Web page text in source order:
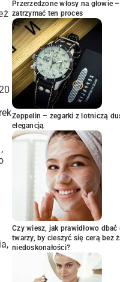
Przerzedzone włosy na głowie
zatrzymać ten proces
Zeppelin – zegarki z lotniczą
elegancją
Czy wiesz, jak prawidłowo
twarzy, by cieszyć się cerą bez
niedoskonałości?